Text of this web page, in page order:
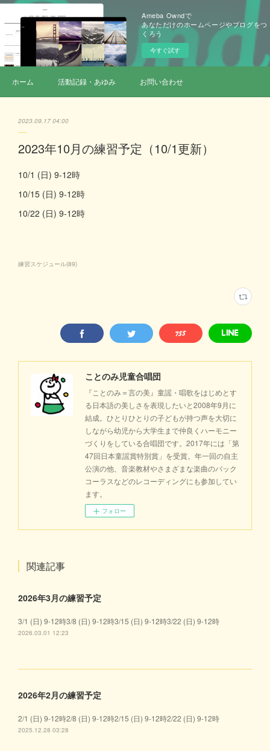
Ameba Owndで
あなただけのホームページやブログをつ
くろう
今すぐ試す
ホーム 活動記録・あゆみ お問い合わせ
2023.09.17 04:00
2023年10月の練習予定（10/1更新）
10/1 (日) 9-12時
10/15 (日) 9-12時
10/22 (日) 9-12時
練習スケジュール(89)
ことのみ児童合唱団
『ことのみ＝言の美』童謡・唱歌をはじめとす
る日本語の美しさを表現したいと2008年9月に
結成。ひとりひとりの子どもが持つ声を大切に
しながら幼児から大学生まで仲良くハーモニー
づくりをしている合唱団です。2017年には「第
47回日本童謡賞特別賞」を受賞。年一回の自主
公演の他、音楽教材やさまざまな楽曲のバック
コーラスなどのレコーディングにも参加してい
ます。
フォロー
関連記事
2026年3月の練習予定
3/1 (日) 9-12時3/8 (日) 9-12時3/15 (日) 9-12時3/22 (日) 9-12時
2026.03.01 12:23
2026年2月の練習予定
2/1 (日) 9-12時2/8 (日) 9-12時2/15 (日) 9-12時2/22 (日) 9-12時
2025.12.28 03:28